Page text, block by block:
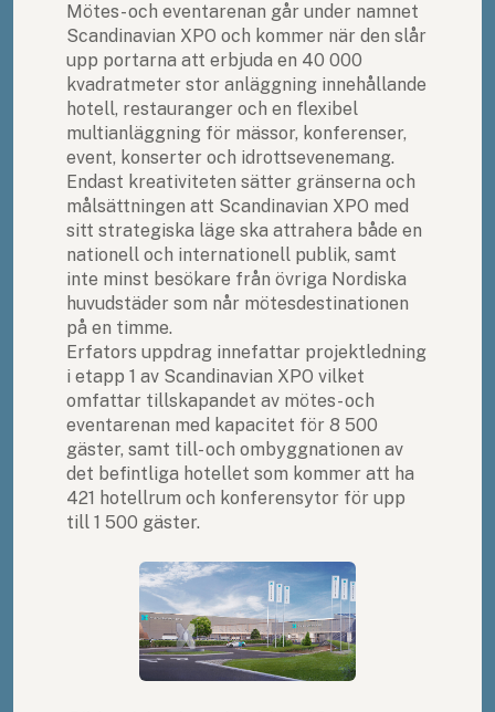
Mötes- och eventarenan går under namnet
Scandinavian XPO och kommer när den slår
upp portarna att erbjuda en 40 000
kvadratmeter stor anläggning innehållande
hotell, restauranger och en flexibel
multianläggning för mässor, konferenser,
event, konserter och idrottsevenemang.
Endast kreativiteten sätter gränserna och
målsättningen att Scandinavian XPO med
sitt strategiska läge ska attrahera både en
nationell och internationell publik, samt
inte minst besökare från övriga Nordiska
huvudstäder som når mötesdestinationen
på en timme.
Erfators uppdrag innefattar projektledning
i etapp 1 av Scandinavian XPO vilket
omfattar tillskapandet av mötes- och
eventarenan med kapacitet för 8 500
gäster, samt till- och ombyggnationen av
det befintliga hotellet som kommer att ha
421 hotellrum och konferensytor för upp
till 1 500 gäster.